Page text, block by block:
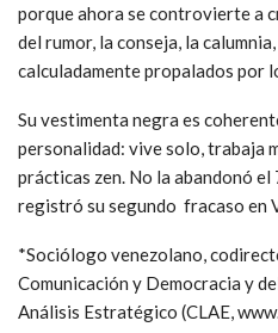
porque ahora se controvierte a
del rumor, la conseja, la
calculadamente propalados por
Su vestimenta negra es
personalidad: vive solo, trabaja
prácticas zen. No la abandonó
registró su segundo fracaso en
*Sociólogo venezolano,
Comunicación y Democracia y
Análisis Estratégico (CLAE,